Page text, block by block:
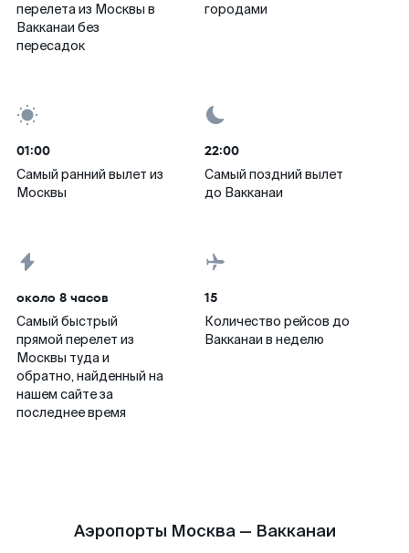
перелета из Москвы в
Вакканаи без
пересадок
городами
01:00
Самый ранний вылет из
Москвы
22:00
Самый поздний вылет
до Вакканаи
около 8 часов
Самый быстрый
прямой перелет из
Москвы туда и
обратно, найденный на
нашем сайте за
последнее время
15
Количество рейсов до
Вакканаи в неделю
Аэропорты Москва — Вакканаи